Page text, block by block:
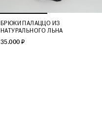
БРЮКИ ПАЛАЦЦО ИЗ
НАТУРАЛЬНОГО ЛЬНА
35.000 ₽